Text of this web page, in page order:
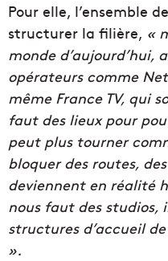
Pour elle, l’ensemble
structurer la filière, «
monde d’aujourd’hui,
opérateurs comme
même France TV, qui
faut des lieux pour
peut plus tourner
bloquer des routes,
deviennent en réalité
nous faut des studios,
structures d’accueil
».